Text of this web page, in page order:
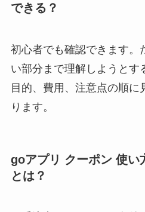
できる？
初心者でも確認できます。
い部分まで理解しようとす
目的、費用、注意点の順に
ります。
goアプリ クーポン 使い
とは？